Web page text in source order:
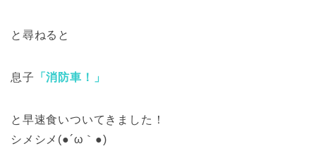
と尋ねると
息子 「消防車！」
と早速食いついてきました！
シメシメ(●´ω｀●)